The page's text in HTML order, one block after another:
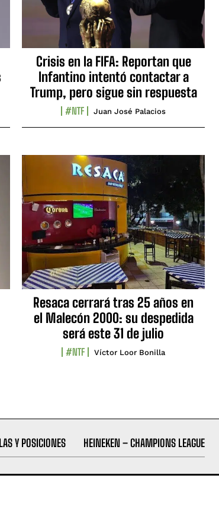
Crisis en la FIFA: Reportan que
Infantino intentó contactar a
Trump, pero sigue sin respuesta
#NTF Juan José Palacios
Resaca cerrará tras 25 años en
el Malecón 2000: su despedida
será este 31 de julio
#NTF Víctor Loor Bonilla
Y POSICIONES HEINEKEN – CHAMPIONS LEAGUE